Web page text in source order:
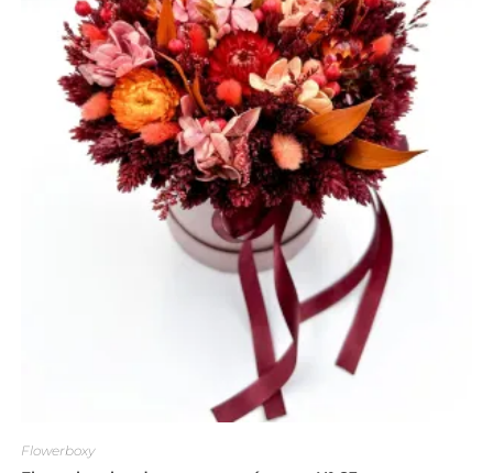
Flowerboxy